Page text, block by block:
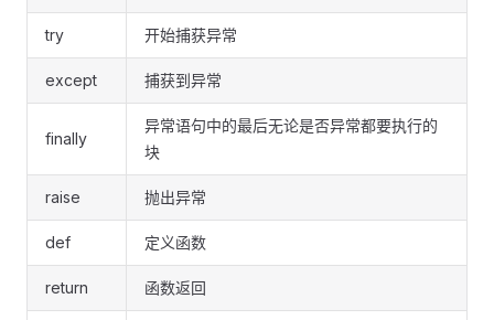
try 开始捕获异常
except 捕获到异常
finally
异常语句中的最后无论是否异常都要执行的
块
raise 抛出异常
def 定义函数
return 函数返回